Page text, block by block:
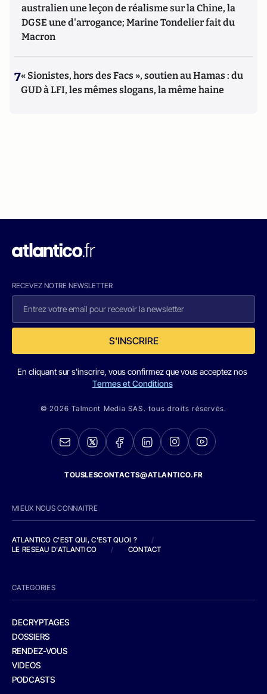
australien une leçon de réalisme sur la Chine, la
DGSE une d'arrogance; Marine Tondelier fait du
Macron
7« Sionistes, hors des Facs », soutien au Hamas : du
GUD à LFI, les mêmes slogans, la même haine
RECEVEZ NOTRE NEWSLETTER
S'INSCRIRE
En cliquant sur s'inscrire, vous confirmez que vous acceptez nos
Termes et Conditions
© 2026 Talmont Media SAS. tous droits réservés.
TOUSLESCONTACTS@ATLANTICO.FR
MIEUX NOUS CONNAITRE
ATLANTICO C'EST QUI, C'EST QUOI ?
/
LE RESEAU D'ATLANTICO
/ CONTACT
CATEGORIES
DECRYPTAGES
DOSSIERS
RENDEZ-VOUS
VIDEOS
PODCASTS